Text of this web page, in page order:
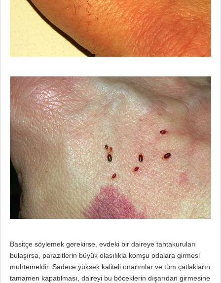
Basitçe söylemek gerekirse, evdeki bir daireye tahtakuruları
bulaşırsa, parazitlerin büyük olasılıkla komşu odalara girmesi
muhtemeldir. Sadece yüksek kaliteli onarımlar ve tüm çatlakların
tamamen kapatılması, daireyi bu böceklerin dışarıdan girmesine